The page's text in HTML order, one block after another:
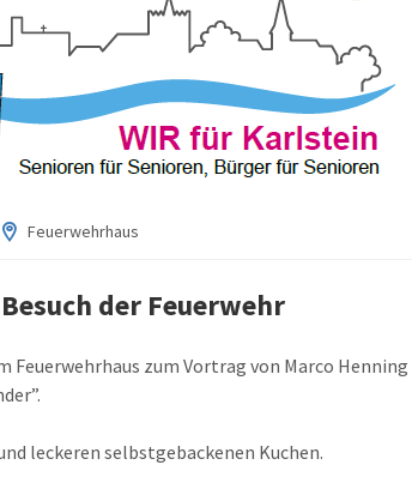
Feuerwehrhaus
der Feuerwehr
Feuerwehrhaus zum Vortrag von Marco Henning
leckeren selbstgebackenen Kuchen.